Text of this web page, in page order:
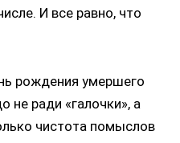
И все равно, что
рождения умершего
не ради «галочки», а
чистота помыслов